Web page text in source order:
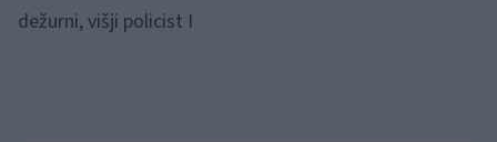
dežurni, višji policist I